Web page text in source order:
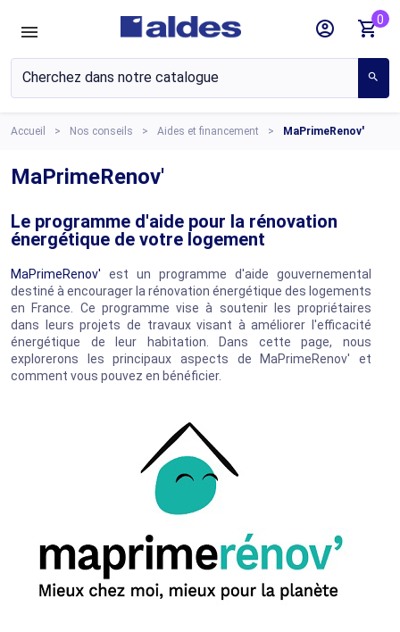
search
account_circle shopping_cart0
Accueil Nos conseils Aides et financement MaPrimeRenov'
MaPrimeRenov'
Le programme d'aide pour la rénovation
énergétique de votre logement
MaPrimeRenov' est un programme d'aide gouvernemental
destiné à encourager la rénovation énergétique des logements
en France. Ce programme vise à soutenir les propriétaires
dans leurs projets de travaux visant à améliorer l'efficacité
énergétique de leur habitation. Dans cette page, nous
explorerons les principaux aspects de MaPrimeRenov' et
comment vous pouvez en bénéficier.